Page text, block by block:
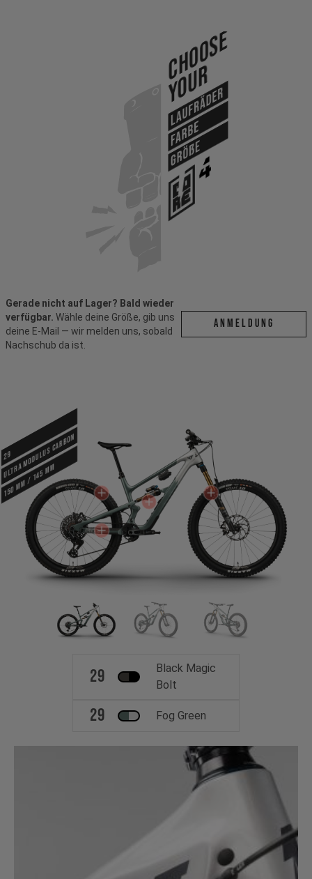
Choose
Your
Laufräder
Farbe
Größe
Gerade nicht auf Lager? Bald wieder
verfügbar. Wähle deine Größe, gib uns
deine E-Mail — wir melden uns, sobald
Nachschub da ist.
ANMELDUNG
29
Ultra Modulus Carbon
150 mm / 145 mm
29
Black Magic
Bolt
29 Fog Green